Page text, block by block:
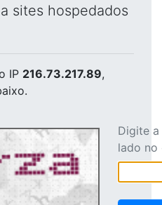
sites hospedados
IP 216.73.217.89,
Digite
lado no